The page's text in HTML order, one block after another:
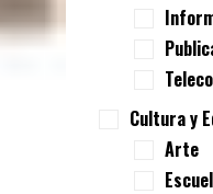
Cultura y
Arte